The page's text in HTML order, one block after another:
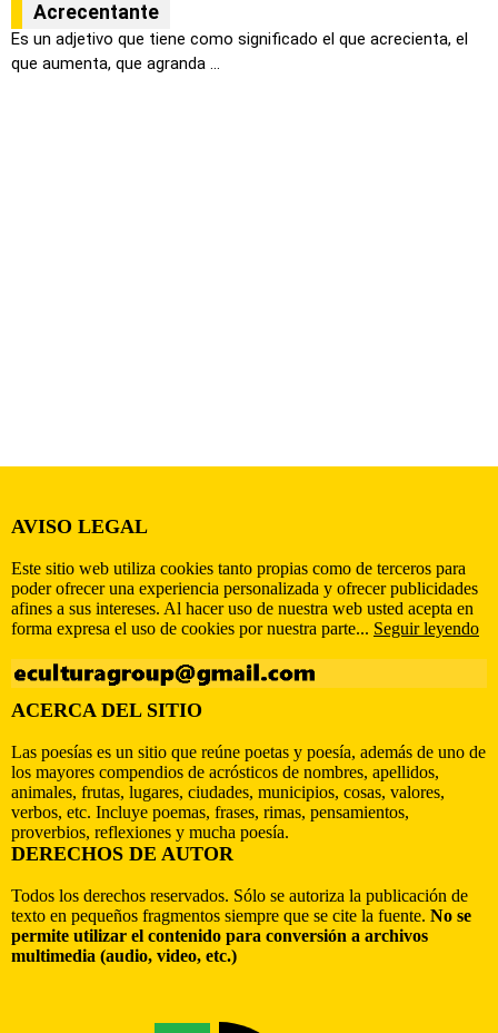
Acrecentante
Es un adjetivo que tiene como significado el que acrecienta, el
que aumenta, que agranda ...
AVISO LEGAL
Este sitio web utiliza cookies tanto propias como de terceros para
poder ofrecer una experiencia personalizada y ofrecer publicidades
afines a sus intereses. Al hacer uso de nuestra web usted acepta en
forma expresa el uso de cookies por nuestra parte... Seguir leyendo
ACERCA DEL SITIO
Las poesías es un sitio que reúne poetas y poesía, además de uno de
los mayores compendios de acrósticos de nombres, apellidos,
animales, frutas, lugares, ciudades, municipios, cosas, valores,
verbos, etc. Incluye poemas, frases, rimas, pensamientos,
proverbios, reflexiones y mucha poesía.
DERECHOS DE AUTOR
Todos los derechos reservados. Sólo se autoriza la publicación de
texto en pequeños fragmentos siempre que se cite la fuente. No se
permite utilizar el contenido para conversión a archivos
multimedia (audio, video, etc.)